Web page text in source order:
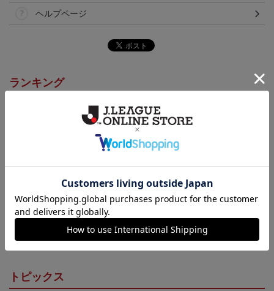
ヘルプページ
ランキング
26/27シーズン オーセン
ティックユニフォーム
20,000円～23,001円
高知ユナイテッドSC ピ
カチュウ タオルマフラー
2,500円
高知ユナイテッドSC マ
フィティフ タオルマフラ
2,500円
トピックス